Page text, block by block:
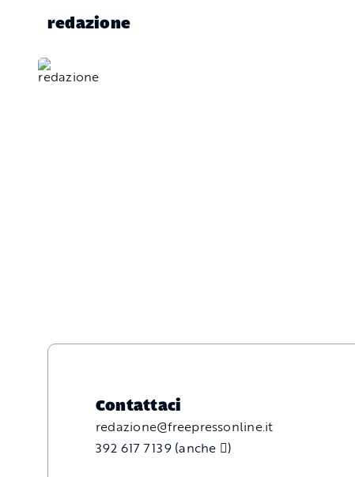
redazione
Contattaci
redazione@freepressonline.it
392 617 7139 (anche
)